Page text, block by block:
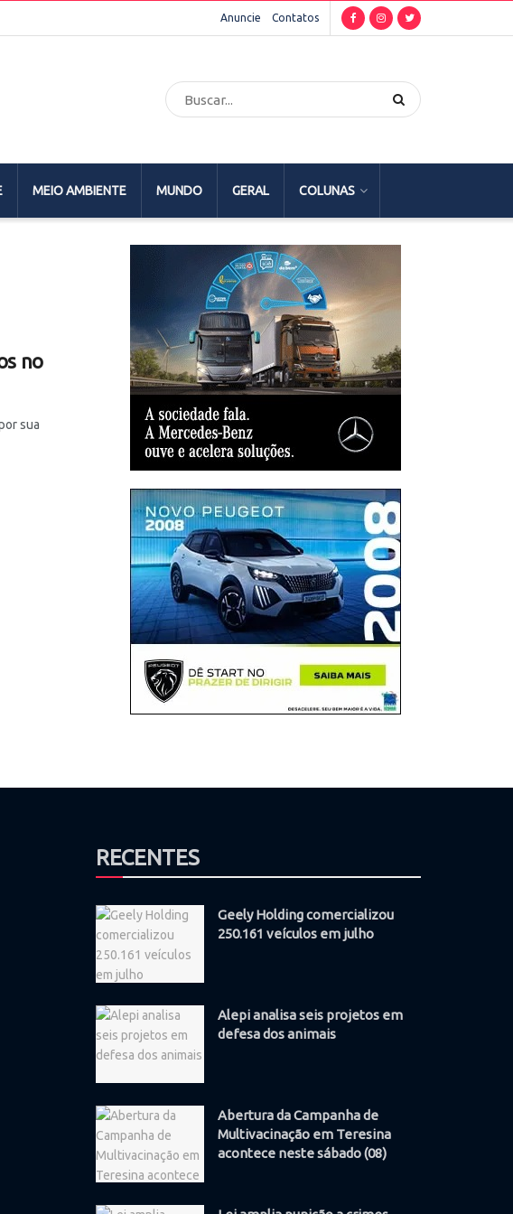
Anuncie Contatos
MEIO AMBIENTE MUNDO GERAL COLUNAS
no
sua
RECENTES
Geely Holding comercializou
250.161 veículos em julho
Alepi analisa seis projetos em
defesa dos animais
Abertura da Campanha de
Multivacinação em Teresina
acontece neste sábado (08)